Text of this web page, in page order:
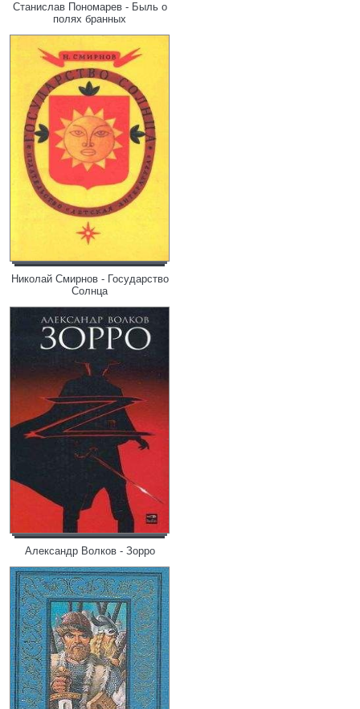
Станислав Пономарев - Быль о
полях бранных
Николай Смирнов - Государство
Солнца
Александр Волков - Зорро